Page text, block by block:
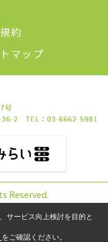
約
マップ
Reserved.
サービス向上検討を目的と
をご確認ください。